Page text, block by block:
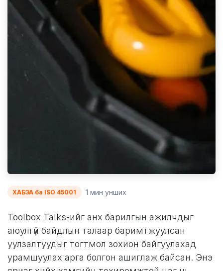
ХАБЭА ба ISO 45001 1 мин унших
Toolbox Talks-ийг анх барилгын ажилчдыг
аюулгүй байдлын талаар баримтжуулсан
уулзалтуудыг тогтмол зохион байгуулахад
урамшуулах арга болгон ашиглаж байсан. Энэ